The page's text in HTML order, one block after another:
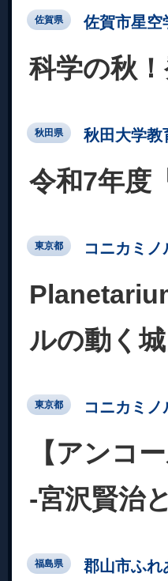
佐賀県 佐賀市星空
科学の秋
秋田県 秋田大学教
令和7年度
東京都 コニカミ
ルの動く
東京都 コニカミ
【アンコ
-宮沢賢治
福島県 郡山市ふ